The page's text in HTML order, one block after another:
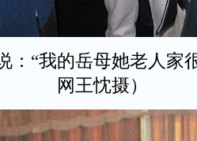
：“我的岳母她老人家
网王忱摄）